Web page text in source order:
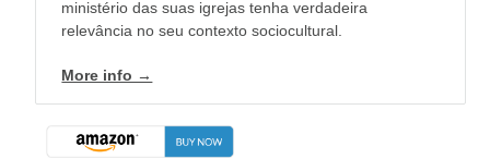
ministério das suas igrejas tenha verdadeira
relevância no seu contexto sociocultural.
More info →